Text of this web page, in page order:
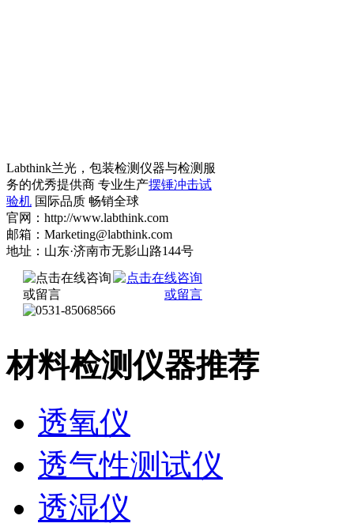
Labthink兰光，包装检测仪器与检测服
务的优秀提供商 专业生产摆锤冲击试
验机 国际品质 畅销全球
官网：http://www.labthink.com
邮箱：Marketing@labthink.com
地址：山东·济南市无影山路144号
材料检测仪器推荐
透氧仪
透气性测试仪
透湿仪